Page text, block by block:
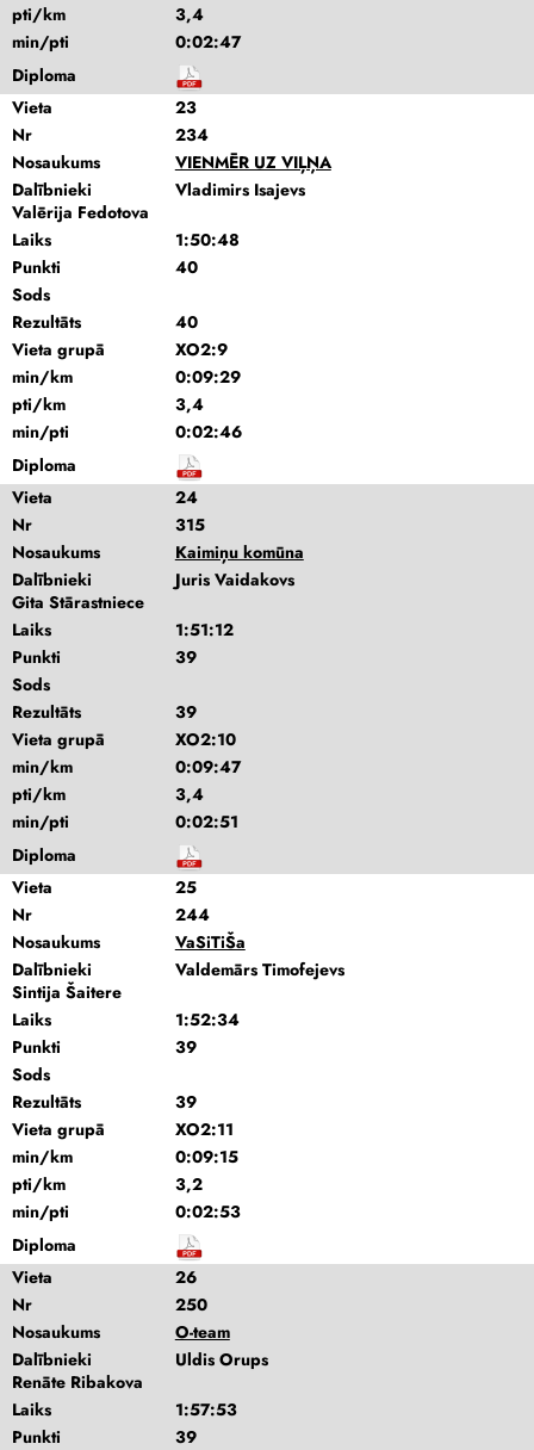
pti/km
3,4
min/pti
0:02:47
Diploma
Vieta
23
Nr
234
Nosaukums
VIENMĒR UZ VIĻŅA
Dalībnieki
Vladimirs Isajevs
Valērija Fedotova
Laiks
1:50:48
Punkti
40
Sods
Rezultāts
40
Vieta grupā
XO2:9
min/km
0:09:29
pti/km
3,4
min/pti
0:02:46
Diploma
Vieta
24
Nr
315
Nosaukums
Kaimiņu komūna
Dalībnieki
Juris Vaidakovs
Gita Stārastniece
Laiks
1:51:12
Punkti
39
Sods
Rezultāts
39
Vieta grupā
XO2:10
min/km
0:09:47
pti/km
3,4
min/pti
0:02:51
Diploma
Vieta
25
Nr
244
Nosaukums
VaSiTiŠa
Dalībnieki
Valdemārs Timofejevs
Sintija Šaitere
Laiks
1:52:34
Punkti
39
Sods
Rezultāts
39
Vieta grupā
XO2:11
min/km
0:09:15
pti/km
3,2
min/pti
0:02:53
Diploma
Vieta
26
Nr
250
Nosaukums
O-team
Dalībnieki
Uldis Orups
Renāte Ribakova
Laiks
1:57:53
Punkti
39